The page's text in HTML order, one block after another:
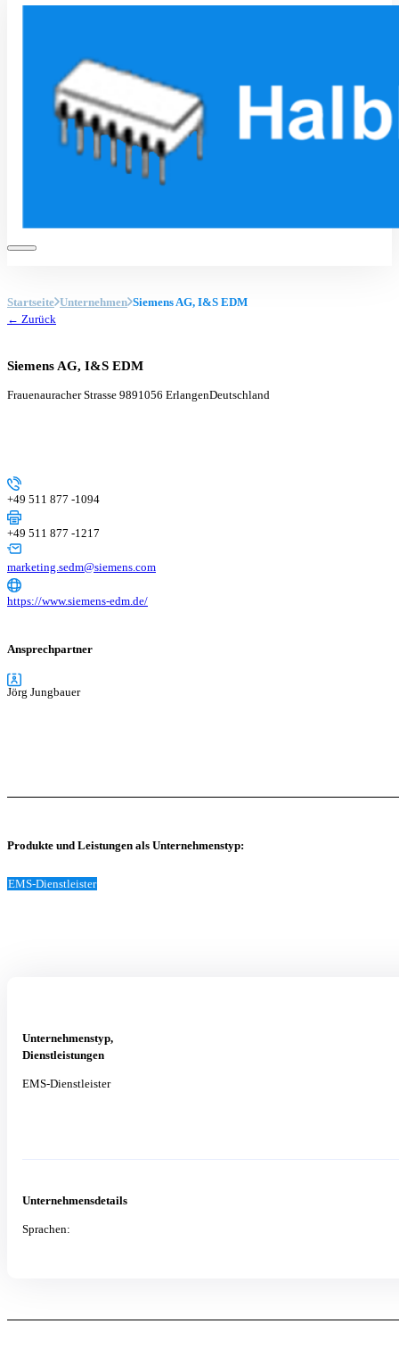
Startseite Unternehmen Siemens AG, I&S EDM
← Zurück
Siemens AG, I&S EDM
Frauenauracher Strasse 9891056 ErlangenDeutschland
+49 511 877 -1094
+49 511 877 -1217
marketing.sedm@siemens.com
https://www.siemens-edm.de/
Ansprechpartner
Jörg Jungbauer
Produkte und Leistungen als Unternehmenstyp:
EMS-Dienstleister
Unternehmenstyp,
Dienstleistungen
EMS-Dienstleister
Unternehmensdetails
Sprachen: